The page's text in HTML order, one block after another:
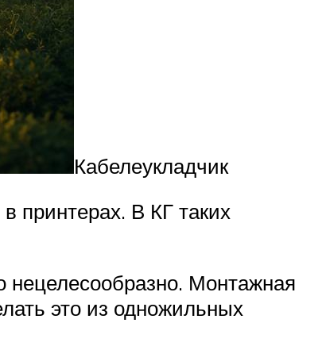
Кабелеукладчик
принтерах. В КГ таких
Монтажная
это из одножильных